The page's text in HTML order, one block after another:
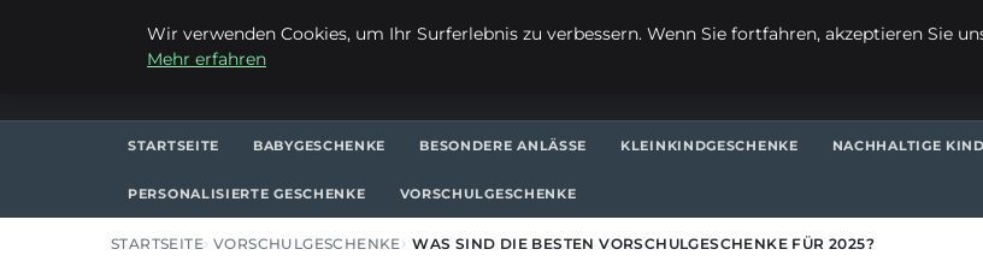
STARTSEITE BABYGESCHENKE BESONDERE ANLÄSSE KLEINKINDGESCHENKE NACHHALTIGE
PERSONALISIERTE GESCHENKE VORSCHULGESCHENKE
STARTSEITE VORSCHULGESCHENKE WAS SIND DIE BESTEN VORSCHULGESCHENKE FÜR 2025?
Wir verwenden Cookies, um Ihr Surferlebnis zu verbessern. Wenn Sie fortfahren, akzeptieren Sie
Mehr erfahren